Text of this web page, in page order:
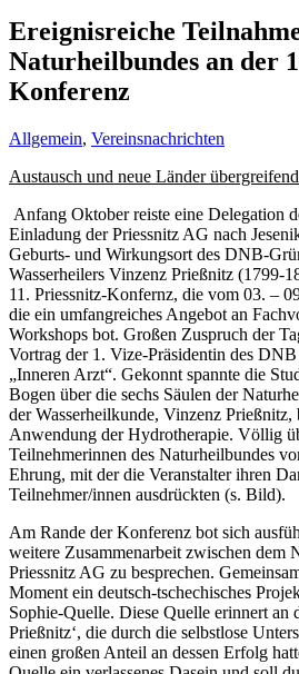
Ereignisreiche
Naturheilbundes an der
Konferenz
Allgemein, Vereinsnachrichten
Austausch und neue Länder
Anfang Oktober reiste eine Delegation
Einladung der Priessnitz AG nach
Geburts- und Wirkungsort des DNB-
Wasserheilers Vinzenz Prießnitz (1799-
11. Priessnitz-Konfernz, die vom 03. –
die ein umfangreiches Angebot an
Workshops bot. Großen Zuspruch der
Vortrag der 1. Vize-Präsidentin des
„Inneren Arzt“. Gekonnt spannte die
Bogen über die sechs Säulen der
der Wasserheilkunde, Vinzenz Prießnitz,
Anwendung der Hydrotherapie. Völlig
Teilnehmerinnen des Naturheilbundes
Ehrung, mit der die Veranstalter ihren
Teilnehmer/innen ausdrückten (s. Bild).
Am Rande der Konferenz bot sich
weitere Zusammenarbeit zwischen dem
Priessnitz AG zu besprechen.
Moment ein deutsch-tschechisches
Sophie-Quelle. Diese Quelle erinnert an
Prießnitz‘, die durch die selbstlose
einen großen Anteil an dessen Erfolg